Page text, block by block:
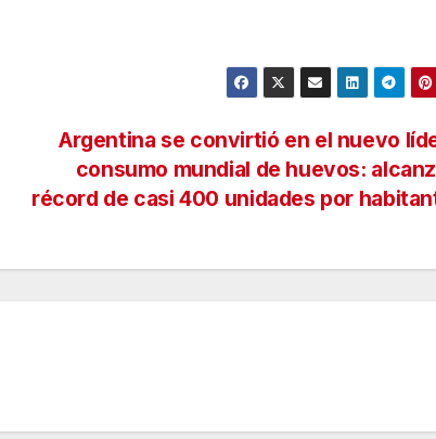
Argentina se convirtió en el nuevo
consumo mundial de huevos:
récord de casi 400 unidades por